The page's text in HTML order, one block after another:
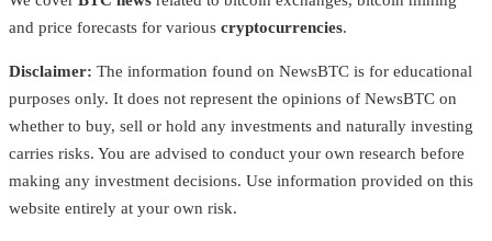
and price forecasts for various cryptocurrencies.
Disclaimer: The information found on NewsBTC is for educational
purposes only. It does not represent the opinions of NewsBTC on
whether to buy, sell or hold any investments and naturally investing
carries risks. You are advised to conduct your own research before
making any investment decisions. Use information provided on this
website entirely at your own risk.